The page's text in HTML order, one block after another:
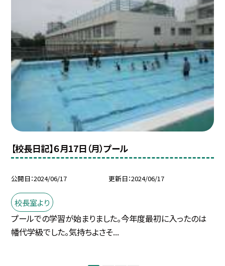
【校長日記】６月17日（月）プール
公開日 2024/06/17 更新日 2024/06/17
校長室より
プールでの学習が始まりました。今年度最初に入ったのは
幡代学級でした。気持ちよさそ...